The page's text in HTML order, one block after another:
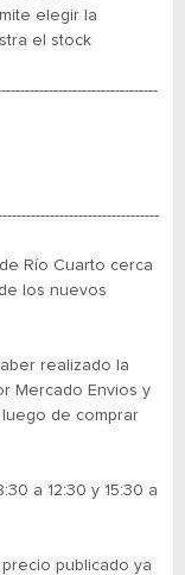
elegir la
el stock
Río Cuarto cerca
los nuevos
realizado la
Mercado Envios y
de comprar
a 12:30 y 15:30 a
publicado ya